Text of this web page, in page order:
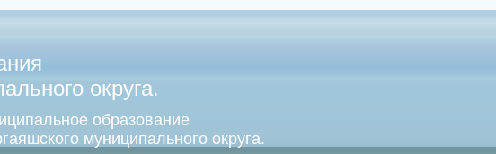
округа.
образование
муниципального округа.